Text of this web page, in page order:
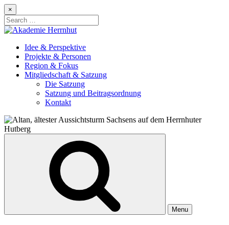
Skip
to
content
×
Search
for:
Idee & Perspektive
Projekte & Personen
Region & Fokus
Mitgliedschaft & Satzung
Die Satzung
Satzung und Beitragsordnung
Kontakt
Menu